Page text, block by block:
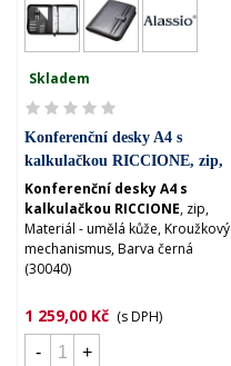
Skladem
Konferenční desky A4 s
kalkulačkou RICCIONE, zip,
černá (30040)
Konferenční desky A4 s
kalkulačkou RICCIONE, zip,
Materiál - umělá kůže, Kroužkový
mechanismus, Barva černá
(30040)
1 259,00 Kč (s DPH)
-
+